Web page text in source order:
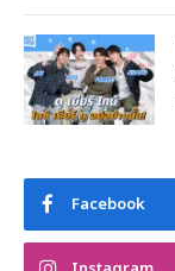
Facebook